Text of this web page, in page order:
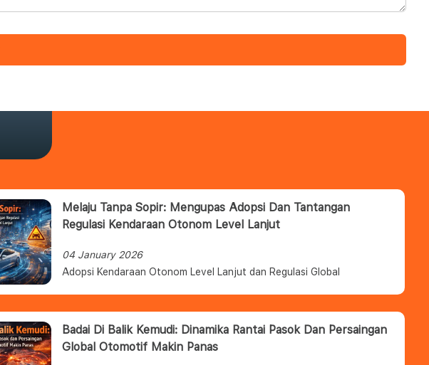
Melaju Tanpa Sopir: Mengupas Adopsi Dan Tantangan
Regulasi Kendaraan Otonom Level Lanjut
04 January 2026
Adopsi Kendaraan Otonom Level Lanjut dan Regulasi Global
Badai Di Balik Kemudi: Dinamika Rantai Pasok Dan Persaingan
Global Otomotif Makin Panas